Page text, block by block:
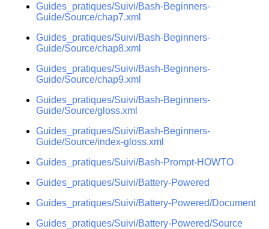
Guides_pratiques/Suivi/Bash-Beginners-
Guide/Source/chap7.xml
Guides_pratiques/Suivi/Bash-Beginners-
Guide/Source/chap8.xml
Guides_pratiques/Suivi/Bash-Beginners-
Guide/Source/chap9.xml
Guides_pratiques/Suivi/Bash-Beginners-
Guide/Source/gloss.xml
Guides_pratiques/Suivi/Bash-Beginners-
Guide/Source/index-gloss.xml
Guides_pratiques/Suivi/Bash-Prompt-HOWTO
Guides_pratiques/Suivi/Battery-Powered
Guides_pratiques/Suivi/Battery-Powered/Document
Guides_pratiques/Suivi/Battery-Powered/Source